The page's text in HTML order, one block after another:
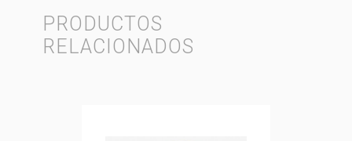
PRODUCTOS
RELACIONADOS